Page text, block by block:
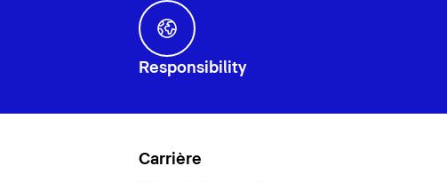
Responsibility
Carrière